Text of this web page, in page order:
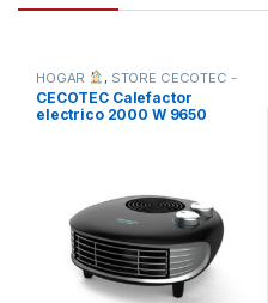
HOGAR , STORE CECOTEC -
DISTRIBUIDOR OFICIAL
TODOS
CECOTEC Calefactor
electrico 2000 W 9650